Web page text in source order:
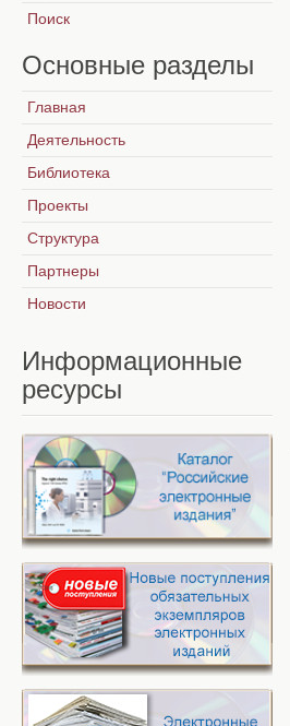
Поиск
Основные разделы
Главная
Деятельность
Библиотека
Проекты
Структура
Партнеры
Новости
Информационные
ресурсы